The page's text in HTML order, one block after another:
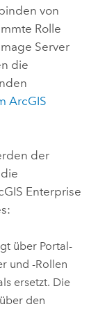
von
Rolle
Server
die
ArcGIS
der
Enterprise
über Portal-
und -Rollen
ersetzt. Die
den